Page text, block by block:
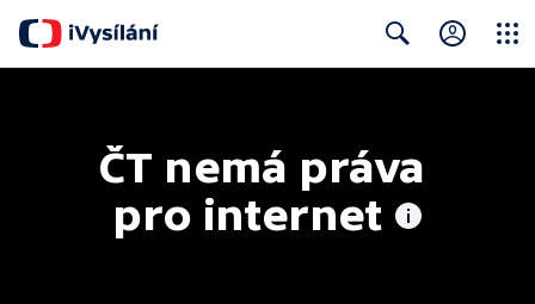
ČT nemá práva
pro internet